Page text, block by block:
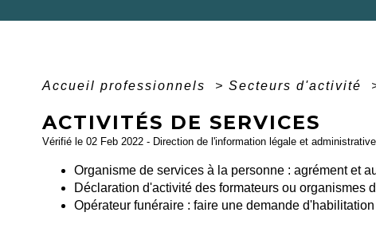
Accueil professionnels > Secteurs d'activité
ACTIVITÉS DE SERVICES
Vérifié le 02 Feb 2022 - Direction de l'information légale et
Organisme de services à la personne : agrément et
Déclaration d'activité des formateurs ou organismes
Opérateur funéraire : faire une demande